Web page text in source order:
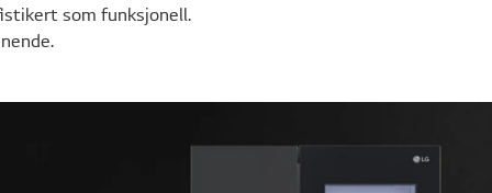
som funksjonell.